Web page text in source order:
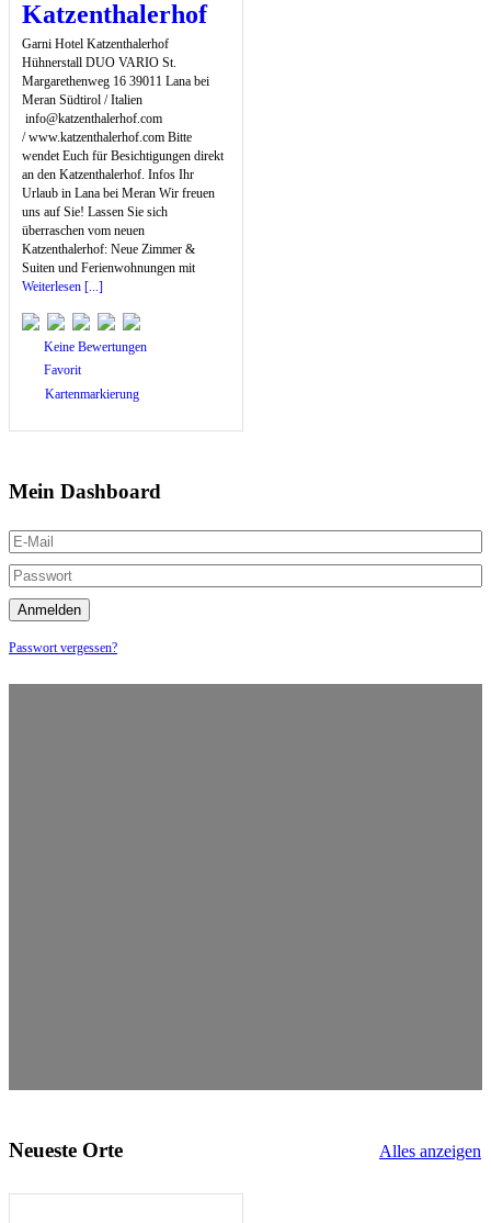
Katzenthalerhof
Garni Hotel Katzenthalerhof
Hühnerstall DUO VARIO St.
Margarethenweg 16 39011 Lana bei
Meran Südtirol / Italien
info@katzenthalerhof.com
/ www.katzenthalerhof.com Bitte
wendet Euch für Besichtigungen direkt
an den Katzenthalerhof. Infos Ihr
Urlaub in Lana bei Meran Wir freuen
uns auf Sie! Lassen Sie sich
überraschen vom neuen
Katzenthalerhof: Neue Zimmer &
Suiten und Ferienwohnungen mit
Weiterlesen [...]
Keine Bewertungen
Favorit
Kartenmarkierung
Mein Dashboard
Passwort vergessen?
Neueste Orte Alles anzeigen